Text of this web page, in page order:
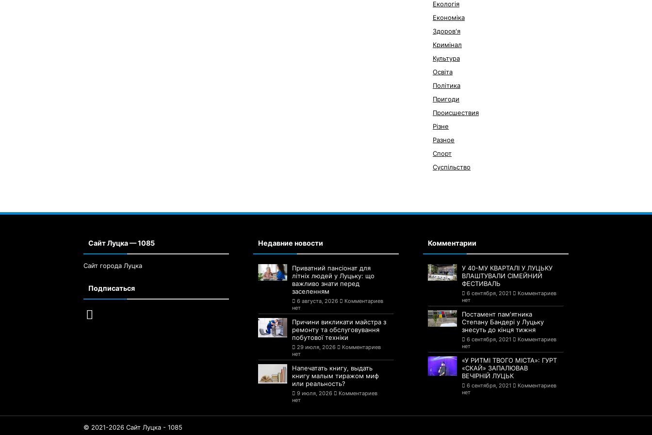
Екологія
Економіка
Здоров'я
Кримінал
Культура
Освіта
Політика
Пригоди
Происшествия
Різне
Разное
Спорт
Суспільство
Сайт Луцка — 1085
Сайт города Луцка
Подписаться
Недавние новости
Приватний пансіонат для
літніх людей у Луцьку: що
важливо знати перед
заселенням
6 августа, 2026
Комментариев
нет
Причини викликати майстра з
ремонту та обслуговування
побутової техніки
29 июля, 2026
Комментариев
нет
Напечатать книгу, выдать
книгу малым тиражом миф
или реальность?
9 июля, 2026
Комментариев
нет
Комментарии
У 40-МУ КВАРТАЛІ У ЛУЦЬКУ
ВЛАШТУВАЛИ СІМЕЙНИЙ
ФЕСТИВАЛЬ
6 сентября, 2021
Комментариев
нет
Постамент пам'ятника
Степану Бандері у Луцьку
знесуть до кінця тижня
6 сентября, 2021
Комментариев
нет
«У РИТМІ ТВОГО МІСТА»: ГУРТ
«СКАЙ» ЗАПАЛЮВАВ
ВЕЧІРНІЙ ЛУЦЬК
6 сентября, 2021
Комментариев
нет
© 2021-2026 Сайт Луцка - 1085